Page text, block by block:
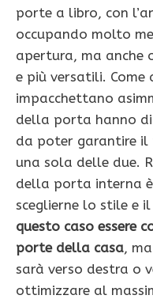
porte a libro, con
occupando molto
apertura, ma anche
e più versatili. Come
impacchettano
della porta hanno
da poter garantire il
una sola delle due.
della porta interna
sceglierne lo stile e
questo caso essere
porte della casa,
sarà verso destra o
ottimizzare al